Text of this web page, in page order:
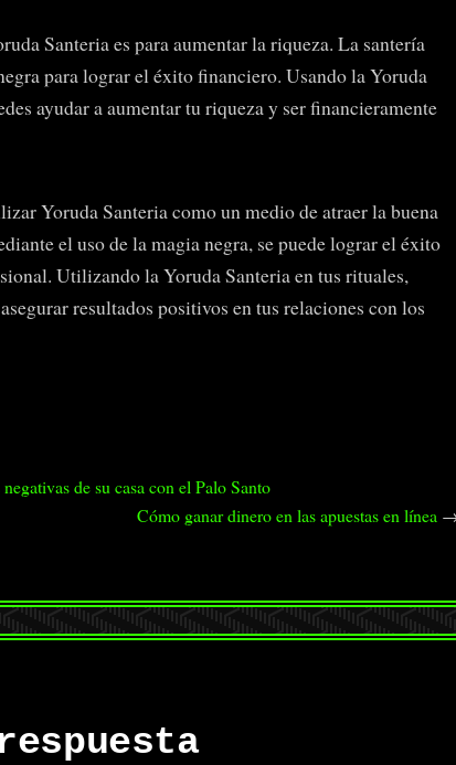
Santeria es para aumentar la riqueza. La santería
para lograr el éxito financiero. Usando la Yoruda
ayudar a aumentar tu riqueza y ser financieramente
Yoruda Santeria como un medio de atraer la buena
el uso de la magia negra, se puede lograr el éxito
Utilizando la Yoruda Santeria en tus rituales,
resultados positivos en tus relaciones con los
de su casa con el Palo Santo
Cómo ganar dinero en las apuestas en línea